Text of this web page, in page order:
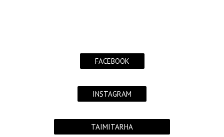
FACEBOOK
INSTAGRAM
TAIMITARHA